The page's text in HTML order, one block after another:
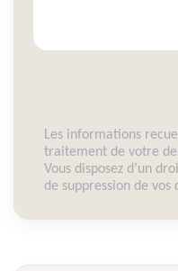
Les informations
traitement de votre
Vous disposez d’un
de suppression de vos